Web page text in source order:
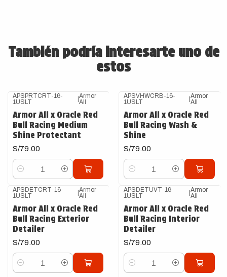
También podría interesarte uno de
estos
APSPRTCRT-16-
1USLT
|Armor
All
Armor All x Oracle Red
Bull Racing Medium
Shine Protectant
S/79.00
Cantidad
APSVHWCRB-16-
1USLT
|Armor
All
Armor All x Oracle Red
Bull Racing Wash &
Shine
S/79.00
Cantidad
APSDETCRT-16-
1USLT
|Armor
All
Armor All x Oracle Red
Bull Racing Exterior
Detailer
S/79.00
Cantidad
APSDETUVT-16-
1USLT
|Armor
All
Armor All x Oracle Red
Bull Racing Interior
Detailer
S/79.00
Cantidad